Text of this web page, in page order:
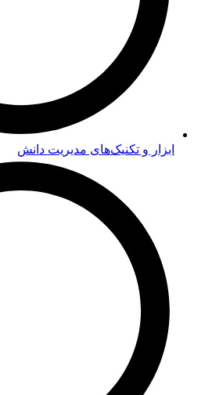
ابزار و تکنیک‌های مدیریت دانش